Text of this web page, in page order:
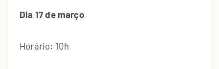
Dia 17 de março
Horário: 10h